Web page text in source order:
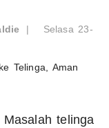
|
Selasa 23-
Masalah telinga